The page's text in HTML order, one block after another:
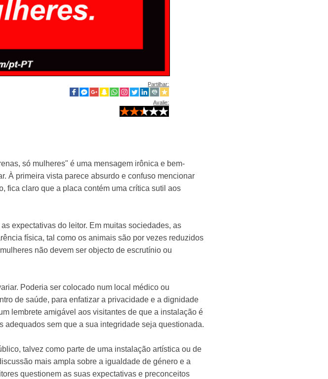
Partilhar:
Avalie:
só mulheres" é uma mensagem irônica e bem-
À primeira vista parece absurdo e confuso mencionar
fica claro que a placa contém uma crítica sutil aos
expectativas do leitor. Em muitas sociedades, as
física, tal como os animais são por vezes reduzidos
não devem ser objecto de escrutínio ou
Poderia ser colocado num local médico ou
de saúde, para enfatizar a privacidade e a dignidade
lembrete amigável aos visitantes de que a instalação é
sem que a sua integridade seja questionada.
talvez como parte de uma instalação artística ou de
mais ampla sobre a igualdade de género e a
questionem as suas expectativas e preconceitos